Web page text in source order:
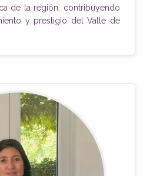
de la región, contribuyendo
y prestigio del Valle de